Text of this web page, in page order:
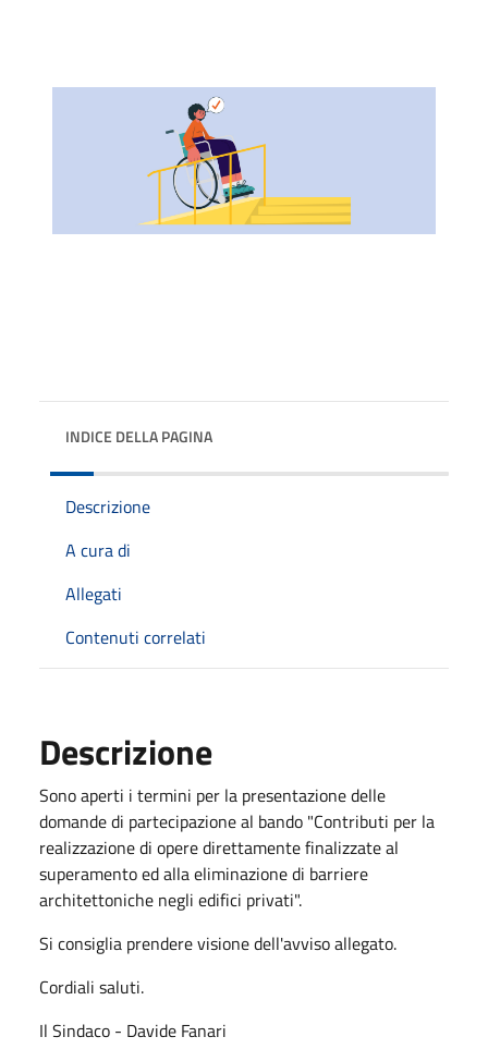
INDICE DELLA PAGINA
Descrizione
A cura di
Allegati
Contenuti correlati
Descrizione
Sono aperti i termini per la presentazione delle
domande di partecipazione al bando "Contributi per la
realizzazione di opere direttamente finalizzate al
superamento ed alla eliminazione di barriere
architettoniche negli edifici privati".
Si consiglia prendere visione dell'avviso allegato.
Cordiali saluti.
Il Sindaco - Davide Fanari